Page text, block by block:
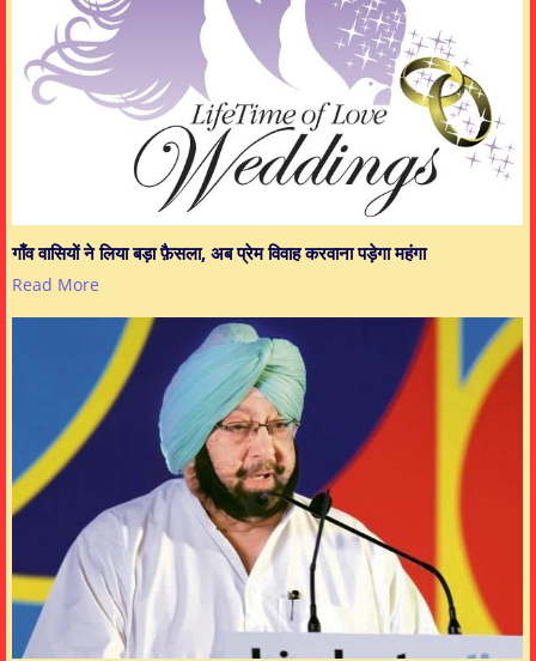
गाँव वासियों ने लिया बड़ा फ़ैसला, अब प्रेम विवाह करवाना पड़ेगा महंगा
Read More